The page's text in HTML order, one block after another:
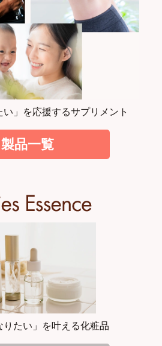
」を応援するサプリメント
製品一覧
りたい」を叶える化粧品